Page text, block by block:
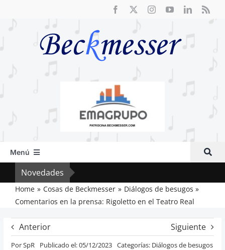
Menú
Inicio
Actual
Artículos
Crítica
Previos de ópera
Novedades
Home Cosas de Beckmesser
Diálogos de besugos
Comentarios en la prensa: Rigoletto en el Teatro Real
Anterior Siguiente
PorSpR Publicado el: 05/12/2023 Categorías: Diálogos de besugos